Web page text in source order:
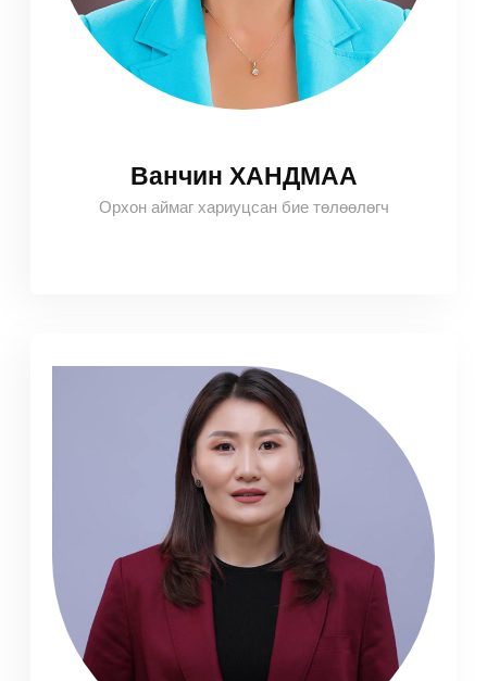
Ванчин ХАНДМАА
Орхон аймаг хариуцсан бие төлөөлөгч